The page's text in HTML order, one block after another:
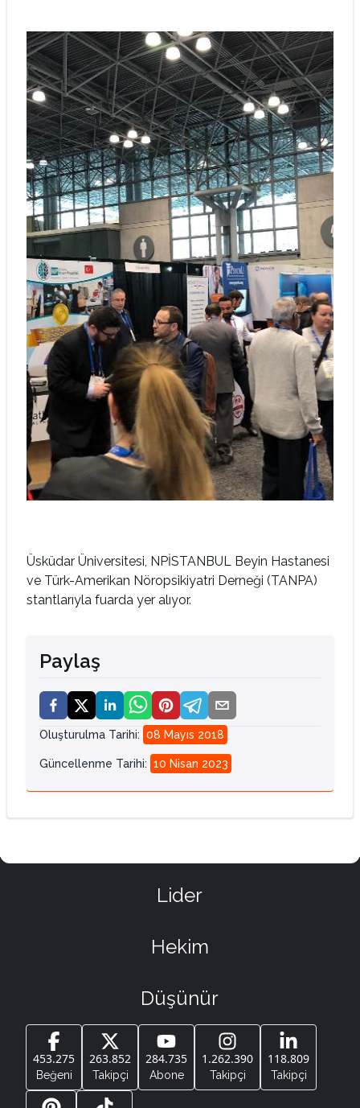
Üsküdar Üniversitesi, NPİSTANBUL Beyin Hastanesi
ve Türk-Amerikan Nöropsikiyatri Derneği (TANPA)
stantlarıyla fuarda yer alıyor.
Paylaş
Oluşturulma Tarihi: 08 Mayıs 2018
Güncellenme Tarihi: 10 Nisan 2023
Lider
Hekim
Düşünür
453.275
Beğeni
263.852
Takipçi
284.735
Abone
1.262.390
Takipçi
118.809
Takipçi